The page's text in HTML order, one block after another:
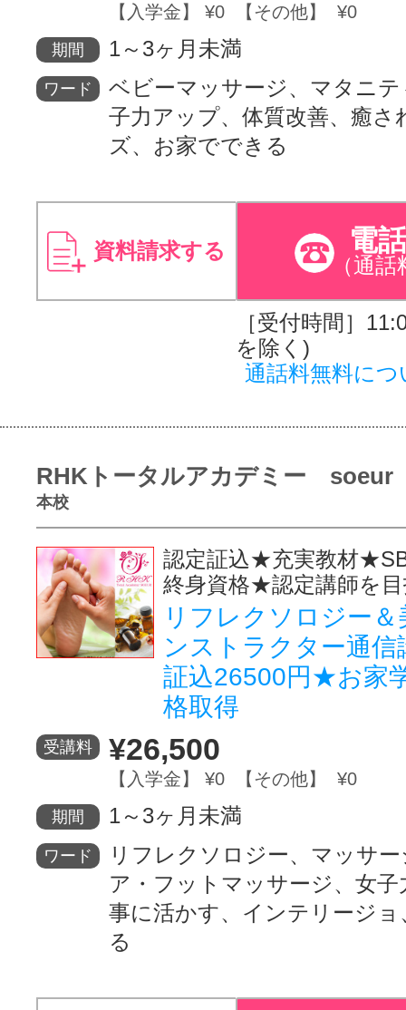
【入学金】 ¥0 【その他】 ¥0
期間 1～3ヶ月未満
ワード
ベビーマッサージ、マタニ
子力アップ、体質改善、癒さ
ズ、お家でできる
資料請求する 電
（通話
［受付時間］
を除く)
通話料無料につ
RHKトータルアカデミー soeur
本校
認定証込★充実教材
終身資格★認定講師を
リフレクソロジー
ンストラクター通
証込26500円★お家
格取得
受講料 ¥26,500
【入学金】 ¥0 【その他】 ¥0
期間 1～3ヶ月未満
ワード
リフレクソロジー、マッサ
ア・フットマッサージ、女
事に活かす、インテリージ
る